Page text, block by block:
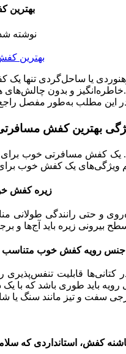
بهترین
نوشته
یا ساحل‌گردی تنها
خاطره‌انگیز و بدون چالش‌های همیشگی برای‌تان رقم بزند.
بهترین کفش
کفش مسافرتی خوب برای
زیره کفش
و حتی رانندگی طولانی
رویه کفش خوب متناسب با
قابلیت تنفس‌پذیری
کفش، استانداردی که